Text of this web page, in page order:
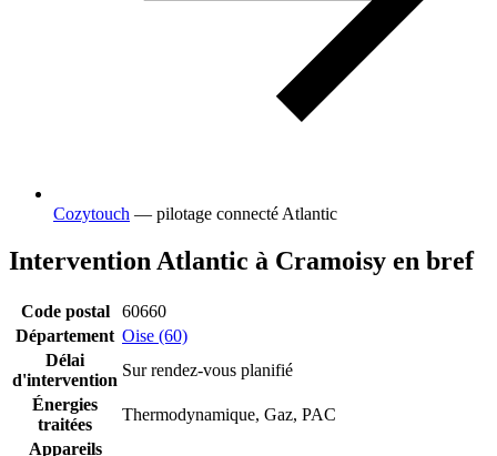
Cozytouch — pilotage connecté Atlantic
Intervention Atlantic à Cramoisy en bref
Code postal
60660
Département Oise (60)
Délai
d'intervention
Sur rendez-vous planifié
Énergies
traitées
Thermodynamique, Gaz, PAC
Appareils